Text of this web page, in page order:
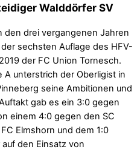
Walddörfer SV
den drei vergangenen Jahren
sechsten Auflage des HFV-
der FC Union Tornesch.
A unterstrich der Oberligist in
seine Ambitionen und
gab es ein 3:0 gegen
einem 4:0 gegen den SC
Elmshorn und dem 1:0
den Einsatz von